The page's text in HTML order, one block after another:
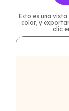
Esto es una
color, y
clic